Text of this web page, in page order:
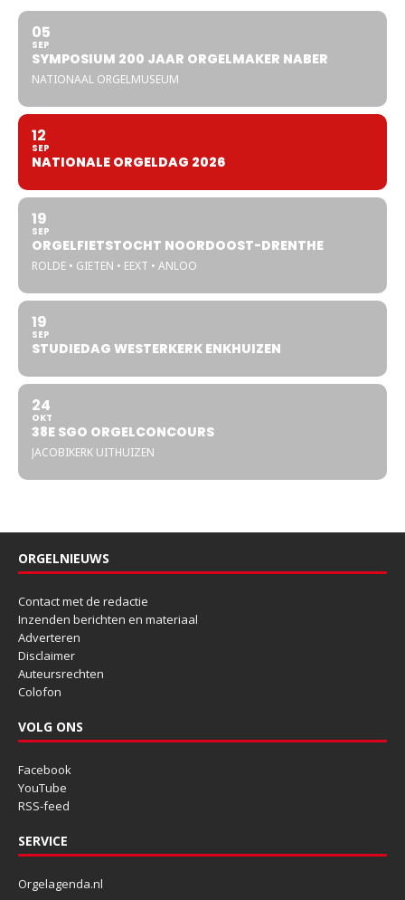
05
SEP
SYMPOSIUM 200 JAAR ORGELMAKER NABER
NATIONAAL ORGELMUSEUM
12
SEP
NATIONALE ORGELDAG 2026
19
SEP
ORGELFIETSTOCHT NOORDOOST-DRENTHE
ROLDE • GIETEN • EEXT • ANLOO
19
SEP
STUDIEDAG WESTERKERK ENKHUIZEN
24
OKT
38E SGO ORGELCONCOURS
JACOBIKERK UITHUIZEN
ORGELNIEUWS
Contact met de redactie
Inzenden berichten en materiaal
Adverteren
Disclaimer
Auteursrechten
Colofon
VOLG ONS
Facebook
YouTube
RSS-feed
SERVICE
Orgelagenda.nl